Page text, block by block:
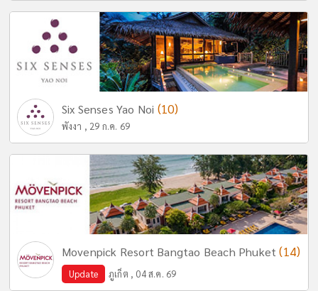
Six Senses Yao Noi (10)
พังงา , 29 ก.ค. 69
Movenpick Resort Bangtao Beach Phuket(14)
Update ภูเก็ต , 04 ส.ค. 69